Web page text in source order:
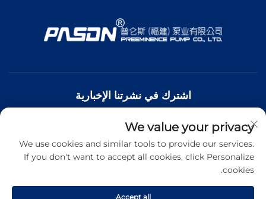
اشترك في نشرتنا الإخبارية
انضم إلى نشرتنا الإخبارية لتلقي أحدث الأخبار والتحديثات والرؤى من
فريقنا.
We value your privacy
We use cookies and similar tools to provide our services.
If you don't want to accept all cookies, click Personalize
cookies.
Accept all